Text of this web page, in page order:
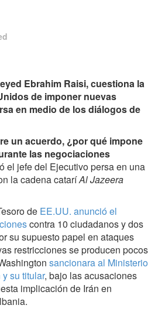
Ebrahim Raisi, cuestiona la
de imponer nuevas
en medio de los diálogos de
un acuerdo, ¿por qué impone
las negociaciones
el jefe del Ejecutivo persa en una
la cadena cataríAl Jazeera
de EE.UU. anunció el
contra 10 ciudadanos y dos
su supuesto papel en ataques
restricciones se producen pocos
sancionara al Ministerio
su titular, bajo las acusaciones
implicación de Irán en